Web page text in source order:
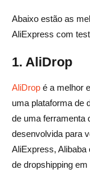
Abaixo estão as
AliExpress com
1. AliDrop
AliDrop é a melhor
uma plataforma de
de uma ferramenta
desenvolvida para
AliExpress, Alibaba
de dropshipping em